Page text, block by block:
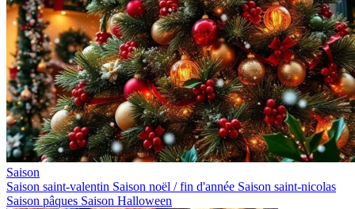
Saison
Saison saint-valentin Saison noël / fin d'année Saison saint-nicolas
Saison pâques Saison Halloween